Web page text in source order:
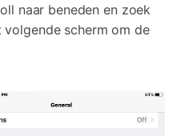
naar beneden en zoek
scherm om de